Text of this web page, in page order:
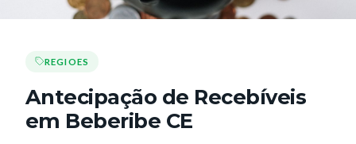
REGIOES
Antecipação de Recebíveis
em Beberibe CE